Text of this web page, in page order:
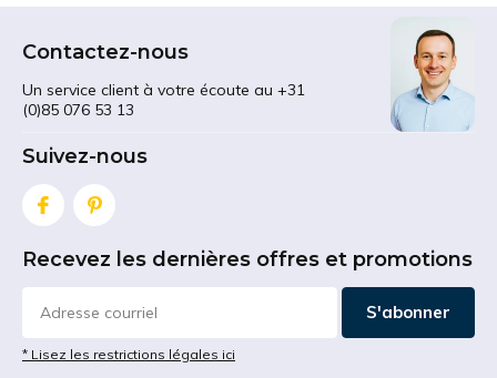
Contactez-nous
Un service client à votre écoute au +31
(0)85 076 53 13
Suivez-nous
Recevez les dernières offres et promotions
S'abonner
* Lisez les restrictions légales ici